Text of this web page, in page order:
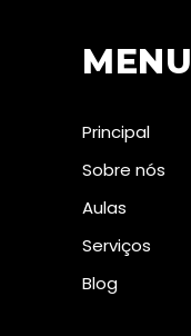
MENU
Principal
Sobre nós
Aulas
Serviços
Blog